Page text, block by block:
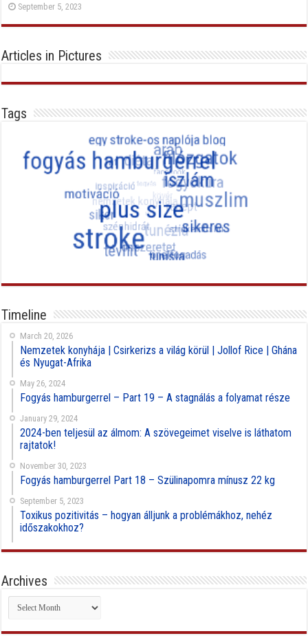
September 5, 2023
Articles in Pictures
Tags
Timeline
March 20, 2026
Nemzetek konyhája | Csirkerizs a világ körül | Jollof Rice | Ghána
és Nyugat-Afrika
May 26, 2024
Fogyás hamburgerrel – Part 19 – A stagnálás a folyamat része
January 29, 2024
2024-ben teljesül az álmom: A szövegeimet viselve is láthatom
rajtatok!
November 30, 2023
Fogyás hamburgerrel Part 18 – Szülinapomra mínusz 22 kg
September 5, 2023
Toxikus pozitivitás – hogyan álljunk a problémákhoz, nehéz
időszakokhoz?
Archives
Archives